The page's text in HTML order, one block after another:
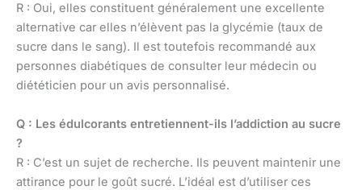
R : Oui, elles constituent généralement une excellente
alternative car elles n’élèvent pas la glycémie (taux de
sucre dans le sang). Il est toutefois recommandé aux
personnes diabétiques de consulter leur médecin ou
diététicien pour un avis personnalisé.
Q : Les édulcorants entretiennent-ils l’addiction au sucre
?
R : C’est un sujet de recherche. Ils peuvent maintenir une
attirance pour le goût sucré. L’idéal est d’utiliser ces